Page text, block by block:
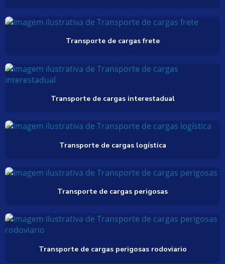
Transporte de cargas frete
Transporte de cargas interestadual
Transporte de cargas logística
Transporte de cargas perigosas
Transporte de cargas perigosas rodoviario